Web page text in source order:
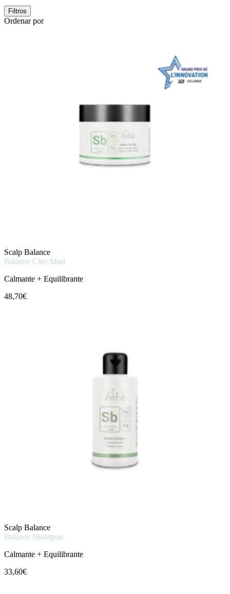
Filtros
Ordenar por
Scalp Balance
Balance Clay Mud
Calmante + Equilibrante
48,70€
Scalp Balance
Balance Shampoo
Calmante + Equilibrante
33,60€